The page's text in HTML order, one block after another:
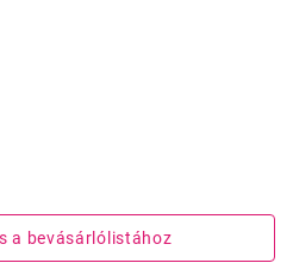
a bevásárlólistához